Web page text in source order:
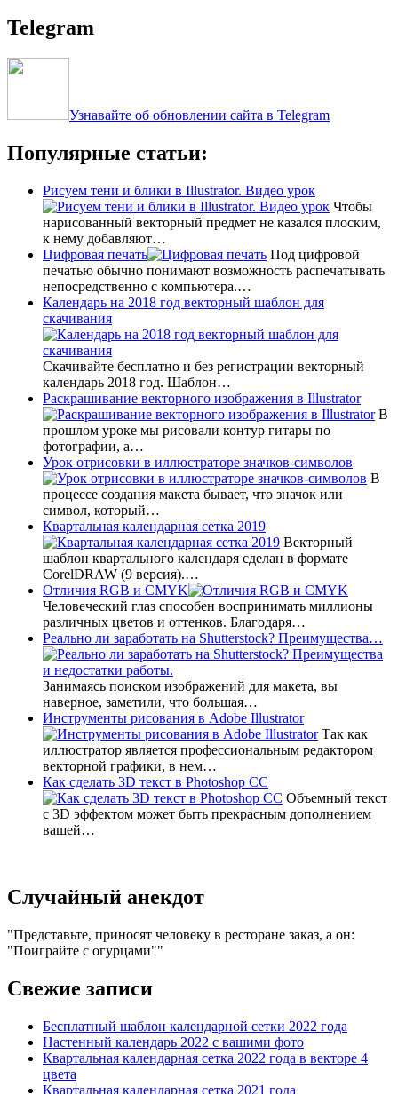
Telegram
Узнавайте об обновлении сайта в Telegram
Популярные статьи:
Рисуем тени и блики в Illustrator. Видео урок
Чтобы
нарисованный векторный предмет не казался плоским,
к нему добавляют…
Цифровая печать
Под цифровой
печатью обычно понимают возможность распечатывать
непосредственно с компьютера.…
Календарь на 2018 год векторный шаблон для
скачивания
Скачивайте бесплатно и без регистрации векторный
календарь 2018 год. Шаблон…
Раскрашивание векторного изображения в Illustrator
В
прошлом уроке мы рисовали контур гитары по
фотографии, а…
Урок отрисовки в иллюстраторе значков-символов
В
процессе создания макета бывает, что значок или
символ, который…
Квартальная календарная сетка 2019
Векторный
шаблон квартального календаря сделан в формате
CorelDRAW (9 версия).…
Отличия RGB и CMYK
Человеческий глаз способен воспринимать миллионы
различных цветов и оттенков. Благодаря…
Реально ли заработать на Shutterstock? Преимущества…
Занимаясь поиском изображений для макета, вы
наверное, заметили, что большая…
Инструменты рисования в Adobe Illustrator
Так как
иллюстратор является профессиональным редактором
векторной графики, в нем…
Как сделать 3D текст в Photoshop CC
Объемный текст
с 3D эффектом может быть прекрасным дополнением
вашей…
Случайный анекдот
Представьте, приносят человеку в ресторане заказ, а он:
"Поиграйте с огурцами"
Свежие записи
Бесплатный шаблон календарной сетки 2022 года
Настенный календарь 2022 с вашими фото
Квартальная календарная сетка 2022 года в векторе 4
цвета
Квартальная календарная сетка 2021 года